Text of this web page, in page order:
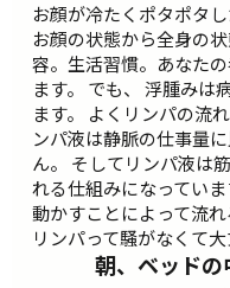
お顔が冷たくポタポタ
お顔の状態から全身の
容。生活習慣。あなた
ます。 でも、 浮腫みは
ます。 よくリンパの流
ンパ液は静脈の仕事量
ん。 そしてリンパ液は
れる仕組みになってい
動かすことによって流
リンパって騒がなくて
朝、ベッド